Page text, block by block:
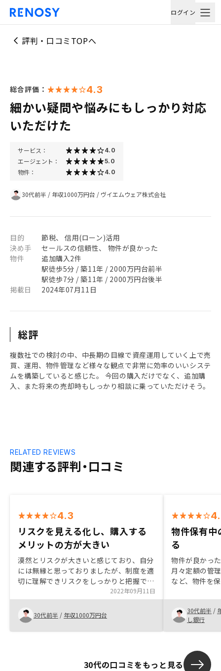
ログイン
評判・口コミTOPへ
総合評価： 4.3
細かい疑問や悩みにもしっかり対応
いただけた
サービス： 4.0
エージェント： 5.0
物件： 4.0
30代前半 / 年収1000万円台 / ヴイエムウェア株式会社
目的
節税、 信用(ローン)活用
決め手
セールスの信頼性、 物件が良かった
物件
追加購入2件
駅徒歩5分 / 築11年 / 2000万円台前半
駅徒歩7分 / 築11年 / 2000万円台後半
掲載日
2024年07月11日
総評
複数社での検討の中、中長期の目線で資産運用していく上で売
買、運用、物件管理など様々な観点で非常に効率のいいシステ
ムを構築していると感じた。 今回の購入だけでなく、追加購
入、また将来の売却時もしっかり相談に乗っていただけそう。
関連する評判・口コミ
RELATED REVIEWS
4.3
リスクを見える化し、購入する
メリットの方が大きい
漠然とリスクが大きいと感じており、自分
には無縁と思っておりましたが、制度を適
切に理解できリスクをしっかりと把握でき
たので、安心して購入できました。担当者
についても手厚くサポートいただき、また
購入後もサポートいただけるとのことで安
心して継続できるかと思います。
2022年09月11日
30代前半 / 年収1000万円台
物件保有中
る
物件が良かっ
月々定額の管
など、物件を
仲介手数料が
がること、物
ィーなのも良
30代前半 /
し銀行
30代の口コミをもっと見る